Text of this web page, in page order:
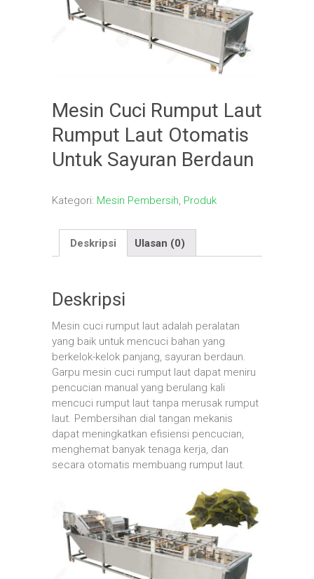
Mesin Cuci Rumput Laut
Rumput Laut Otomatis
Untuk Sayuran Berdaun
Kategori: Mesin Pembersih, Produk
Deskripsi Ulasan (0)
Deskripsi
Mesin cuci rumput laut adalah peralatan
yang baik untuk mencuci bahan yang
berkelok-kelok panjang, sayuran berdaun.
Garpu mesin cuci rumput laut dapat meniru
pencucian manual yang berulang kali
mencuci rumput laut tanpa merusak rumput
laut. Pembersihan dial tangan mekanis
dapat meningkatkan efisiensi pencucian,
menghemat banyak tenaga kerja, dan
secara otomatis membuang rumput laut.